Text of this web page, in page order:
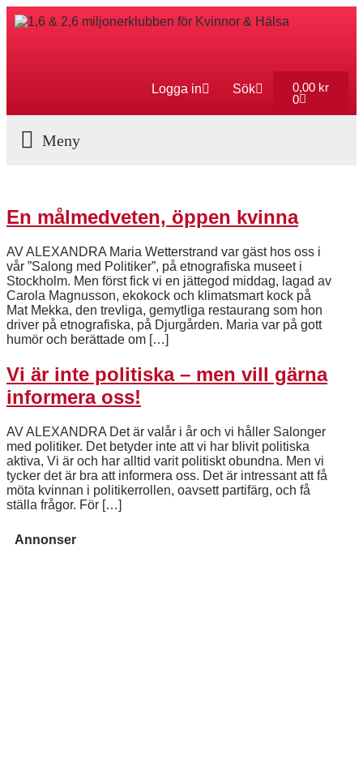
Logga in Sök 0,00 kr
0
En målmedveten, öppen kvinna
AV ALEXANDRA Maria Wetterstrand var gäst hos oss i
vår ”Salong med Politiker”, på etnografiska museet i
Stockholm. Men först fick vi en jättegod middag, lagad av
Carola Magnusson, ekokock och klimatsmart kock på
Mat Mekka, den trevliga, gemytliga restaurang som hon
driver på etnografiska, på Djurgården. Maria var på gott
humör och berättade om […]
Vi är inte politiska – men vill gärna
informera oss!
AV ALEXANDRA Det är valår i år och vi håller Salonger
med politiker. Det betyder inte att vi har blivit politiska
aktiva, Vi är och har alltid varit politiskt obundna. Men vi
tycker det är bra att informera oss. Det är intressant att få
möta kvinnan i politikerrollen, oavsett partifärg, och få
ställa frågor. För […]
Annonser